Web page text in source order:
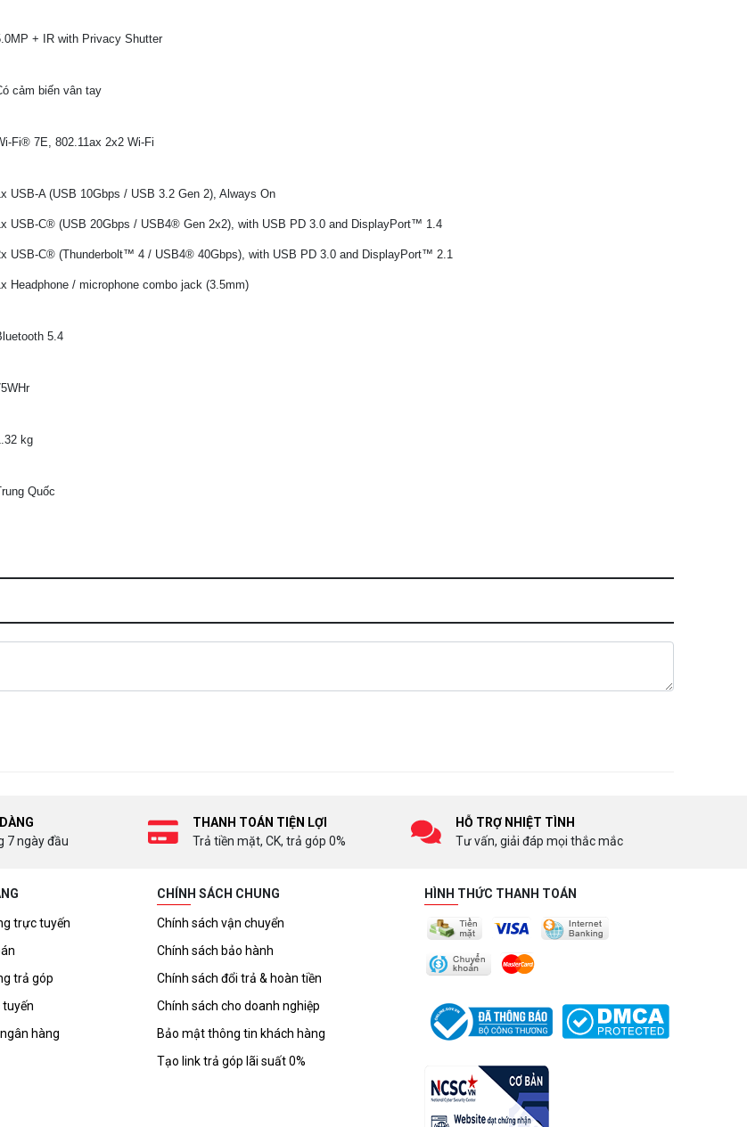
+ IR with Privacy Shutter
cảm biến vân tay
Fi® 7E, 802.11ax 2x2 Wi-Fi
USB-A (USB 10Gbps / USB 3.2 Gen 2), Always On
USB-C® (USB 20Gbps / USB4® Gen 2x2), with USB PD 3.0 and DisplayPort™ 1.4
USB-C® (Thunderbolt™ 4 / USB4® 40Gbps), with USB PD 3.0 and DisplayPort™ 2.1
Headphone / microphone combo jack (3.5mm)
5.4
kg
Quốc
7 ngày đầu
THANH TOÁN TIỆN LỢI
Trả tiền mặt, CK, trả góp 0%
HỖ TRỢ NHIỆT TÌNH
Tư vấn, giải đáp mọi thắc mắc
trực tuyến
trả góp
hàng
CHÍNH SÁCH CHUNG
Chính sách vận chuyển
Chính sách bảo hành
Chính sách đổi trả & hoàn tiền
Chính sách cho doanh nghiệp
Bảo mật thông tin khách hàng
Tạo link trả góp lãi suất 0%
HÌNH THỨC THANH TOÁN